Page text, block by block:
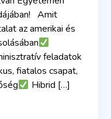
Amit
az amerikai és
feladatok
fiatalos csapat,
Hibrid […]